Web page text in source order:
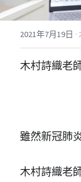
2021年7月19日 ·
木村詩織老
雖然新冠肺
木村詩織老